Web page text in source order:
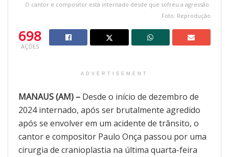
O cantor e compositor está internado desde que sofreu a agressão.
Foto: Reprodução
698
AÇÕES
ADVERTISEMENT
MANAUS (AM) – Desde o início de dezembro de
2024 internado, após ser brutalmente agredido
após se envolver em um acidente de trânsito, o
cantor e compositor Paulo Onça passou por uma
cirurgia de cranioplastia na última quarta-feira